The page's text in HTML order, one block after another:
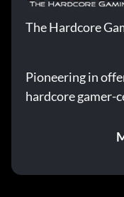
The Hardcore
Pioneering in
hardcore gamer-